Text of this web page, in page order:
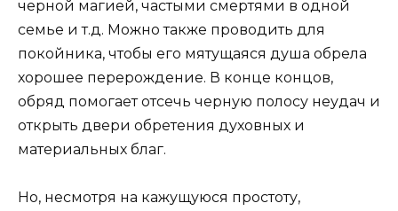
черной магией, частыми смертями в одной
семье и т.д. Можно также проводить для
покойника, чтобы его мятущаяся душа обрела
хорошее перерождение. В конце концов,
обряд помогает отсечь черную полосу неудач и
открыть двери обретения духовных и
материальных благ.
Но, несмотря на кажущуюся простоту,